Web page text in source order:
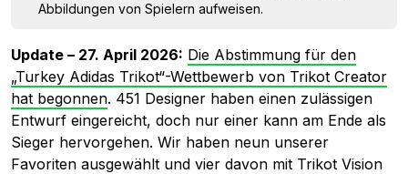
Abbildungen von Spielern aufweisen.
Update – 27. April 2026: Die Abstimmung für den
„Turkey Adidas Trikot“-Wettbewerb von Trikot Creator
hat begonnen. 451 Designer haben einen zulässigen
Entwurf eingereicht, doch nur einer kann am Ende als
Sieger hervorgehen. Wir haben neun unserer
Favoriten ausgewählt und vier davon mit Trikot Vision